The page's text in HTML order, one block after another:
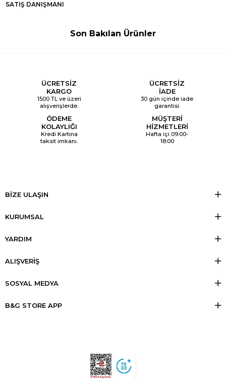
SATIŞ DANIŞMANI
Son Bakılan Ürünler
ÜCRETSİZ
KARGO
1500 TL ve üzeri
alışverişlerde.
ÜCRETSİZ
İADE
30 gün içinde iade
garantisi.
ÖDEME
KOLAYLIĞI
Kredi Kartına
taksit imkanı.
MÜŞTERİ
HİZMETLERİ
Hafta içi 09:00-
18:00
BİZE ULAŞIN
KURUMSAL
YARDIM
ALIŞVERİŞ
SOSYAL MEDYA
B&G STORE APP